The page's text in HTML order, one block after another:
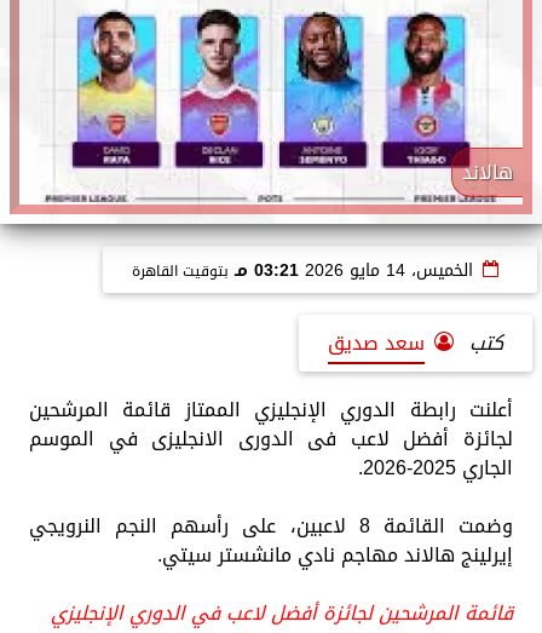
هالاند
الخميس، 14 مايو 2026 03:21 مـ بتوقيت القاهرة
كتب
سعد صديق
أعلنت رابطة الدوري الإنجليزي الممتاز قائمة المرشحين
لجائزة أفضل لاعب فى الدورى الانجليزى في الموسم
الجاري 2025-2026.
وضمت القائمة 8 لاعبين، على رأسهم النجم النرويجي
إيرلينج هالاند مهاجم نادي مانشستر سيتي.
قائمة المرشحين لجائزة أفضل لاعب في الدوري الإنجليزي